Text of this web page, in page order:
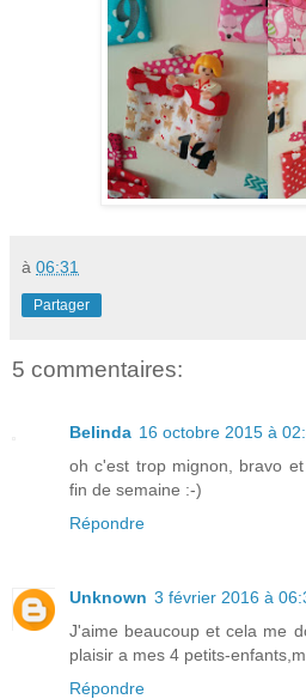
à 06:31
Partager
5 commentaires:
Belinda 16 octobre 2015 à
oh c'est trop mignon, bravo
fin de semaine :-)
Répondre
Unknown 3 février 2016 à
J'aime beaucoup et cela me
plaisir a mes 4 petits-
Répondre